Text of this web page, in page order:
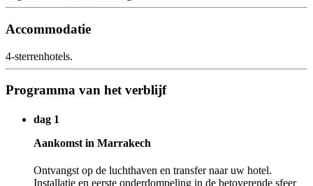
Accommodatie
4-sterrenhotels.
Programma van het verblijf
dag 1
Aankomst in Marrakech
Ontvangst op de luchthaven en transfer naar uw hotel.
Installatie en eerste onderdompeling in de betoverende sfeer